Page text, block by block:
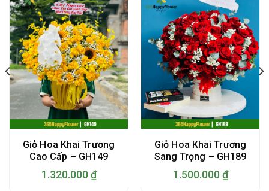
Giỏ Hoa Khai Trương
Cao Cấp – GH149
1.320.000 ₫
Giỏ Hoa Khai Trương
Sang Trọng – GH189
1.500.000 ₫